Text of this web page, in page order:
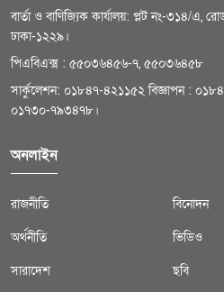
বার্তা ও বাণিজ্যিক কার্যালয়: প্লট নং-৩১৪/এ,
ঢাকা-১২২৯।
পিএবিএক্স : ৫৫০৩৬৪৫৬-৭, ৫৫০৩৬৪৫৮
সার্কুলেশন: ০১৮৪৭-৪২১১৫২ বিজ্ঞাপন :
০১৭৩০-৭৯৩৪৭৮।
অনলাইন
রাজনীতি
অর্থনীতি
সারাদেশ
বিনোদন
ভিডিও
ছবি